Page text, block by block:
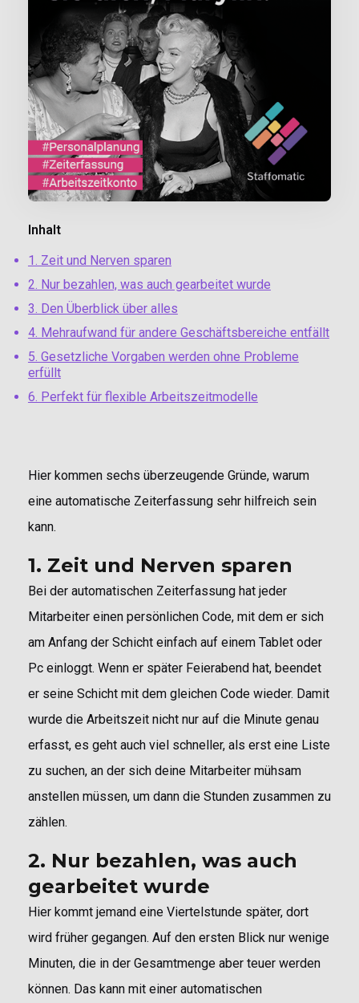
Inhalt
1. Zeit und Nerven sparen
2. Nur bezahlen, was auch gearbeitet wurde
3. Den Überblick über alles
4. Mehraufwand für andere Geschäftsbereiche entfällt
5. Gesetzliche Vorgaben werden ohne Probleme
erfüllt
6. Perfekt für flexible Arbeitszeitmodelle
Hier kommen sechs überzeugende Gründe, warum
eine automatische Zeiterfassung sehr hilfreich sein
kann.
1. Zeit und Nerven sparen
Bei der automatischen Zeiterfassung hat jeder
Mitarbeiter einen persönlichen Code, mit dem er sich
am Anfang der Schicht einfach auf einem Tablet oder
Pc einloggt. Wenn er später Feierabend hat, beendet
er seine Schicht mit dem gleichen Code wieder. Damit
wurde die Arbeitszeit nicht nur auf die Minute genau
erfasst, es geht auch viel schneller, als erst eine Liste
zu suchen, an der sich deine Mitarbeiter mühsam
anstellen müssen, um dann die Stunden zusammen zu
zählen.
2. Nur bezahlen, was auch
gearbeitet wurde
Hier kommt jemand eine Viertelstunde später, dort
wird früher gegangen. Auf den ersten Blick nur wenige
Minuten, die in der Gesamtmenge aber teuer werden
können. Das kann mit einer automatischen